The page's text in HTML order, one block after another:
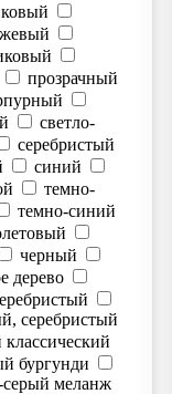
прозрачный
светло-
серебристый
синий
темно-
темно-синий
черный
дерево
серебристый
бургунди
серый меланж